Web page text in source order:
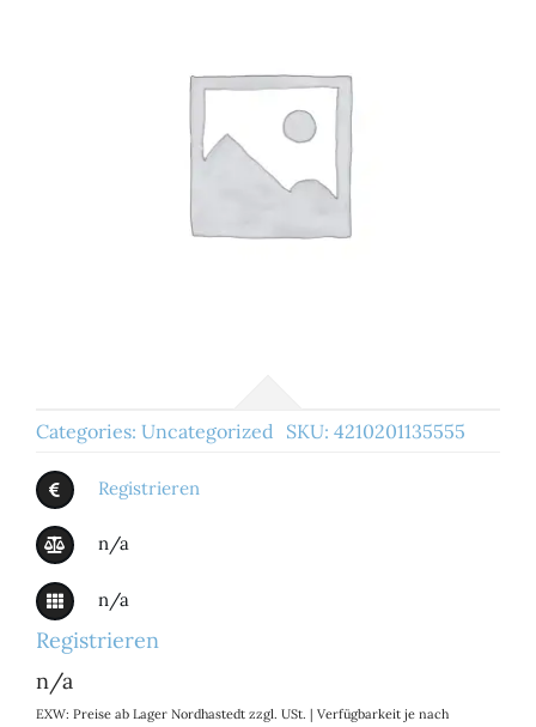
Categories: Uncategorized SKU: 4210201135555
Registrieren
n/a
n/a
Registrieren
n/a
EXW: Preise ab Lager Nordhastedt zzgl. USt. | Verfügbarkeit je nach